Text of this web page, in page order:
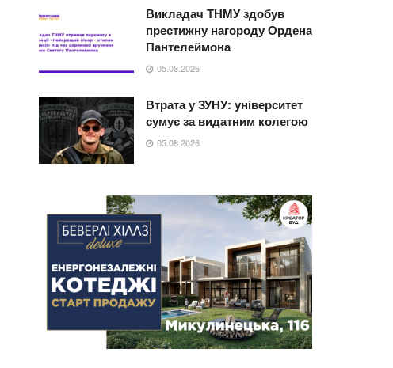
Викладач ТНМУ здобув
престижну нагороду Ордена
Пантелеймона
05.08.2026
Втрата у ЗУНУ: університет
сумує за видатним колегою
05.08.2026